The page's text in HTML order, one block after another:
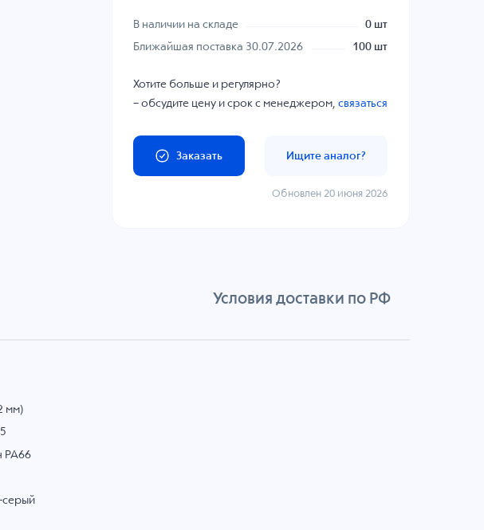
В наличии на складе
0 шт
Ближайшая поставка 30.07.2026
100 шт
Хотите больше и регулярно?
– обсудите цену и срок с менеджером,связаться
Заказать Ищите аналог?
Обновлен 20 июня 2026
Условия доставки по РФ
мм)
PA66
серый